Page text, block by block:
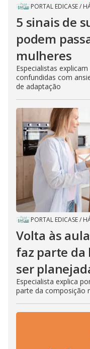
PORTAL EDICASE/
5 sinais de
podem
mulheres
Especialistas
confundidas com
de adaptação
PORTAL EDICASE/
Volta às
faz parte da
ser
Especialista explica
parte da composição